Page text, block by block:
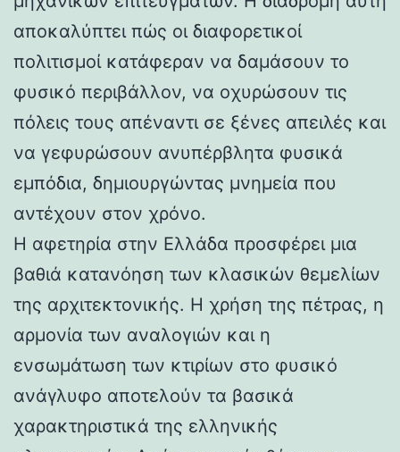
αποκαλύπτει πώς οι διαφορετικοί
πολιτισμοί κατάφεραν να δαμάσουν το
φυσικό περιβάλλον, να οχυρώσουν τις
πόλεις τους απέναντι σε ξένες απειλές και
να γεφυρώσουν ανυπέρβλητα φυσικά
εμπόδια, δημιουργώντας μνημεία που
αντέχουν στον χρόνο.
Η αφετηρία στην Ελλάδα προσφέρει μια
βαθιά κατανόηση των κλασικών θεμελίων
της αρχιτεκτονικής. Η χρήση της πέτρας, η
αρμονία των αναλογιών και η
ενσωμάτωση των κτιρίων στο φυσικό
ανάγλυφο αποτελούν τα βασικά
χαρακτηριστικά της ελληνικής